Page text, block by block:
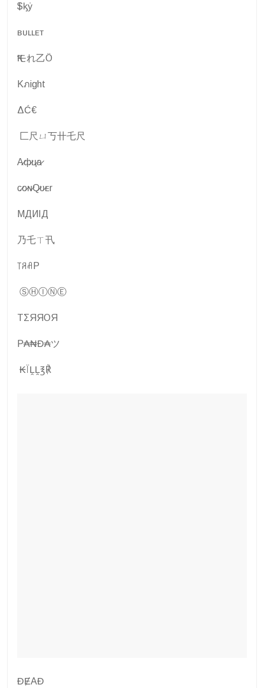
$ᶄẏ
ʙᴜʟʟᴇᴛ
Ҟモれ乙Ö
Kภight
ΔĆ€
匚尺ㄩ丂卄乇尺
А̷ф̷ц̷а̷
ᴄ̷ᴏ̷ɴ̷Q̷ᴜ̷ᴇr
MДИIД
乃乇ㄒ卂
꓄ꋪꋬP
ⓈⒽⒾⓃⒺ
TΣЯЯOЯ
P₳₦Đ₳ツ
₭ÏḼḼ℥℟
ĐɆAĐ